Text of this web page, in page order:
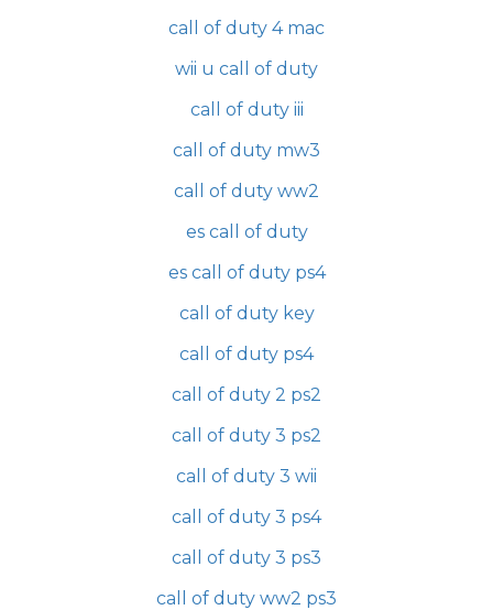
call of duty 4 mac
wii u call of duty
call of duty iii
call of duty mw3
call of duty ww2
es call of duty
es call of duty ps4
call of duty key
call of duty ps4
call of duty 2 ps2
call of duty 3 ps2
call of duty 3 wii
call of duty 3 ps4
call of duty 3 ps3
call of duty ww2 ps3